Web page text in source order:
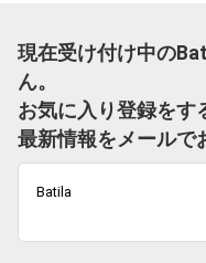
現在受け付け中の
ん。
お気に入り登録をす
最新情報をメールで
Batila